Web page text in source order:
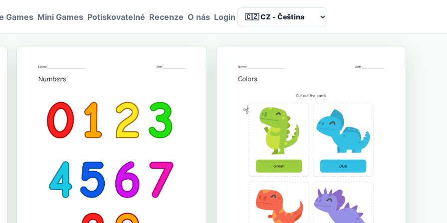
Games Mini Games Potiskovatelné Recenze O nás Login Language